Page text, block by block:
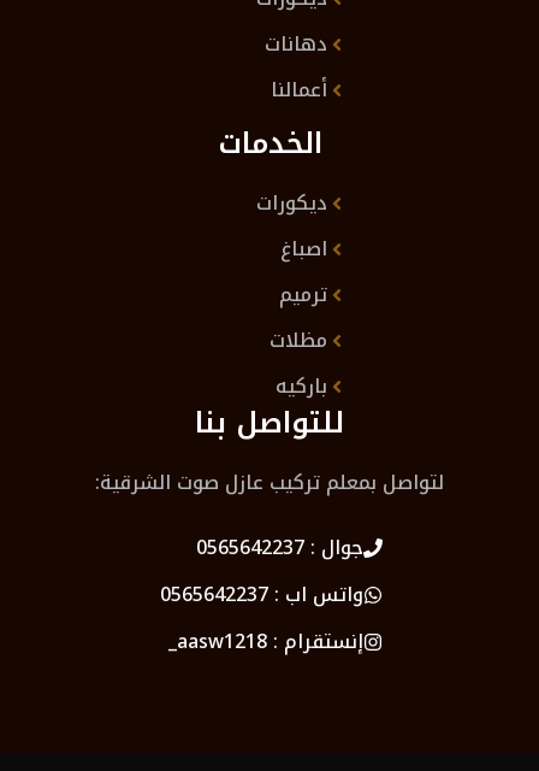
دهانات
أعمالنا
الخدمات
ديكورات
اصباغ
ترميم
مظلات
باركيه
للتواصل بنا
لتواصل بمعلم تركيب عازل صوت الشرقية:
جوال :0565642237
واتس اب :0565642237
إنستقرام :aasw1218_